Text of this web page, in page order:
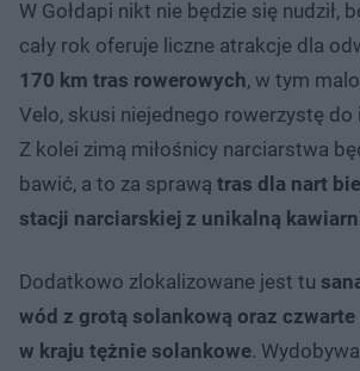
W Gołdapi nikt nie będzie się nudził,
cały rok oferuje liczne atrakcje dla
170 km tras rowerowych, w tym
Velo, skusi niejednego rowerzystę do
Z kolei zimą miłośnicy narciarstwa
bawić, a to za sprawą tras dla nart
stacji narciarskiej z unikalną
Dodatkowo zlokalizowane jest tu
wód z grotą solankową oraz
w kraju tężnie solankowe.